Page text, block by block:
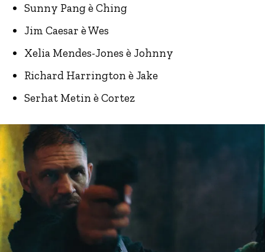
Sunny Pang è Ching
Jim Caesar è Wes
Xelia Mendes-Jones è Johnny
Richard Harrington è Jake
Serhat Metin è Cortez